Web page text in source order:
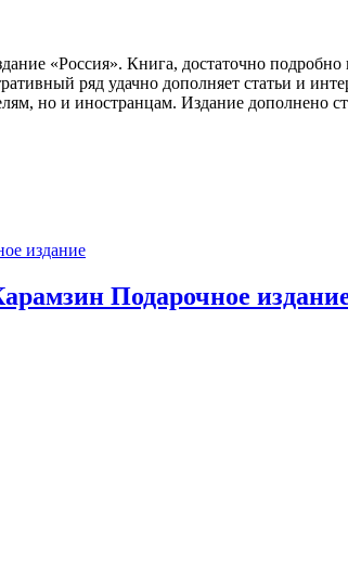
«Россия». Книга, достаточно
ряд удачно дополняет статьи и
но и иностранцам. Издание
Подарочное